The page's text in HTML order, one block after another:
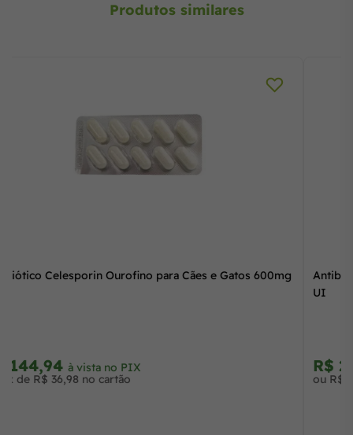
Produtos similares
Antibiótico Celesporin Ourofino para Cães e Gatos 600mg
R$ 144,94à vista no PIX
ou 4x de R$ 36,98 no cartão